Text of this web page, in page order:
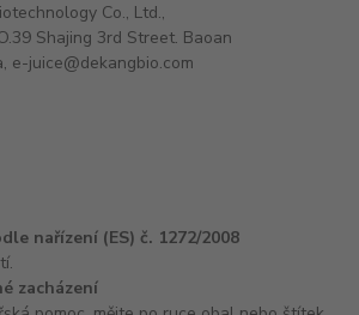
Co., Ltd.,
Shajing 3rd Street. Baoan
e-juice@dekangbio.com
nařízení (ES) č. 1272/2008
zacházení